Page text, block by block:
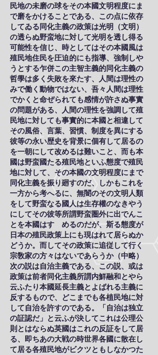
民地の未磨の球をその本國文明程度にま
で磨をかけることである、この点に依存
してゐる同化主義の政策は光明（文明）
の透らぬ野蛮地に対して光明を透し得る
可能性を信じ、時としてはその本國風は
殖民地住民を圧迫的にも指導、強制しや
うとする乍併この主智主義的同化主義の
哲學は多く失敗を來たす、人間は理性の
みで働く動物ではない、吾々人間は理性
でかくと命ぜられても感情が許さぬ事實
の問題がある、人間の理性を強調して殖
民地に対しても事實的に本國と相違して
その風俗、言葉、習慣、制度を異にする
彼等の永い歴史を背景に個有して居るの
を一朝にして改めるは難いこと、而も本
國は野蛮國たる殖民地といふ態度で殖民
地に対して、その本國の文明程度にまで
同化主義を振り廻すのだ、しかもこれを
一方から考へるに、無闇のその文明人類
をして野蛮なる國人は生存權のなきやう
にしてその彼等所謂野蛮圏外に出でんこ
とを本國はすゝめるのだが、斯る態度が
日本の殖民政策上にも現はれて居らぬか
どうか。而してその政策に追従して行く
宗敎家の方々はないであらうか（中略）
次の説は自治主義である、この説、或は
政策は前者同化主義所謂内鮮融和とやら
云ふたり本國延長主義とよばれる主義に
反するもので、どこまでも各植民地に対
して自治を許すのである。「自治は独立
の証認だ」と云ふが決してこれは公理公
則とはならぬ英國はこれの反証をして居
る、即ちあの大戦の時世界各國に散在し
て居る各殖民地がビクツともしなかつた